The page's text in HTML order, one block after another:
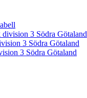
division 3 Södra Götaland
3 Södra Götaland
3 Södra Götaland